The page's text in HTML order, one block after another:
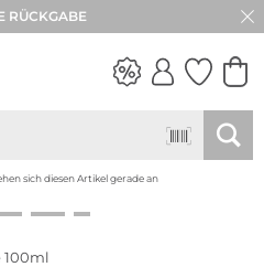
RÜCKGABE
sich diesen Artikel gerade an
100ml